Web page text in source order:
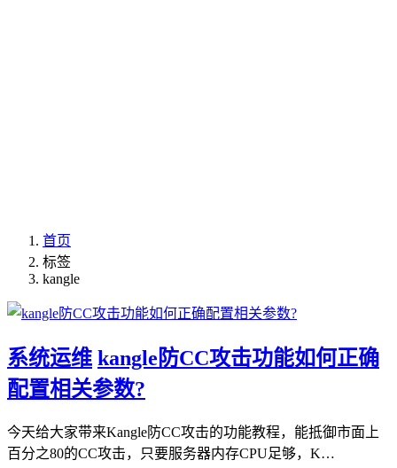
首页
标签
kangle
系统运维 kangle防CC攻击功能如何正确
配置相关参数?
今天给大家带来Kangle防CC攻击的功能教程，能抵御市面上
百分之80的CC攻击，只要服务器内存CPU足够，K…